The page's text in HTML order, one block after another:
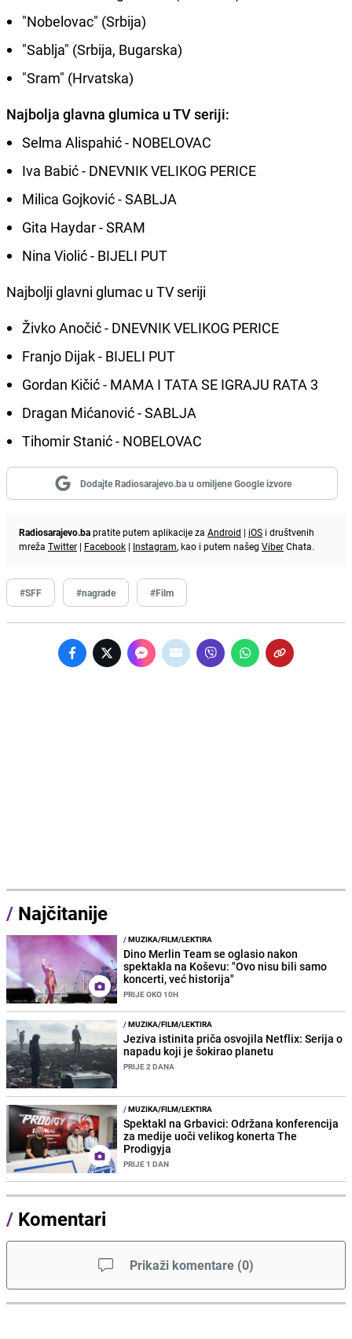
"Nobelovac" (Srbija)
"Sablja" (Srbija, Bugarska)
"Sram" (Hrvatska)
Najbolja glavna glumica u TV seriji:
Selma Alispahić - NOBELOVAC
Iva Babić - DNEVNIK VELIKOG PERICE
Milica Gojković - SABLJA
Gita Haydar - SRAM
Nina Violić - BIJELI PUT
Najbolji glavni glumac u TV seriji
Živko Anočić - DNEVNIK VELIKOG PERICE
Franjo Dijak - BIJELI PUT
Gordan Kičić - MAMA I TATA SE IGRAJU RATA 3
Dragan Mićanović - SABLJA
Tihomir Stanić - NOBELOVAC
Dodajte Radiosarajevo.ba u omiljene Google izvore
Radiosarajevo.bapratite putem aplikacije za Android | iOS i društvenih
mreža Twitter | Facebook | Instagram, kao i putem našeg ViberChata.
#SFF #nagrade #Film
/ Najčitanije
/MUZIKA/FILM/LEKTIRA
Dino Merlin Team se oglasio nakon
spektakla na Koševu: "Ovo nisu bili samo
koncerti, već historija"
PRIJE OKO 10H
/MUZIKA/FILM/LEKTIRA
Jeziva istinita priča osvojila Netflix: Serija o
napadu koji je šokirao planetu
PRIJE 2 DANA
/MUZIKA/FILM/LEKTIRA
Spektakl na Grbavici: Održana konferencija
za medije uoči velikog konerta The
Prodigyja
PRIJE 1 DAN
/ Komentari
Prikaži komentare (0)